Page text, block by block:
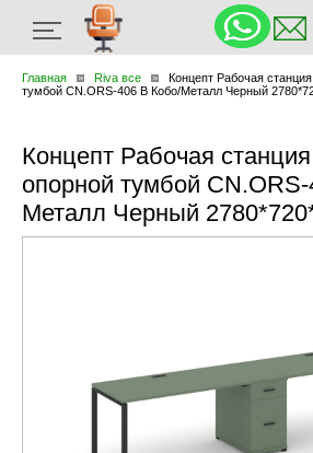
Главная Riva все
Концепт Рабочая
тумбой CN.ORS-406 B Кобо/Металл Черный
Концепт Рабочая
опорной тумбой
Металл Черный